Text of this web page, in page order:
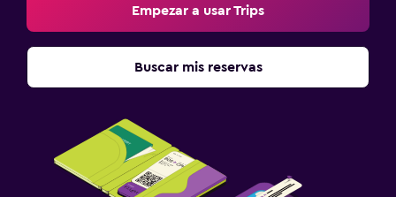
Empezar a usar Trips
Buscar mis reservas